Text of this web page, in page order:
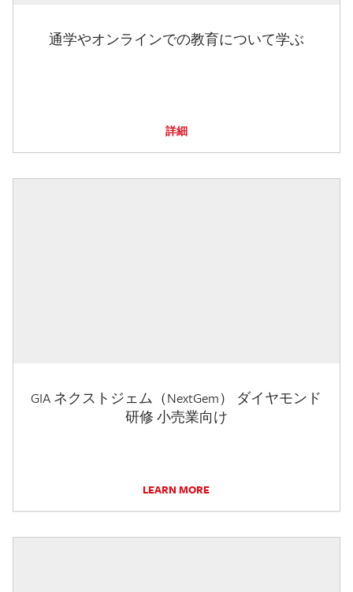
通学やオンラインでの教育について学ぶ
詳細
GIA ネクストジェム（NextGem） ダイヤモンド
研修 小売業向け
LEARN MORE